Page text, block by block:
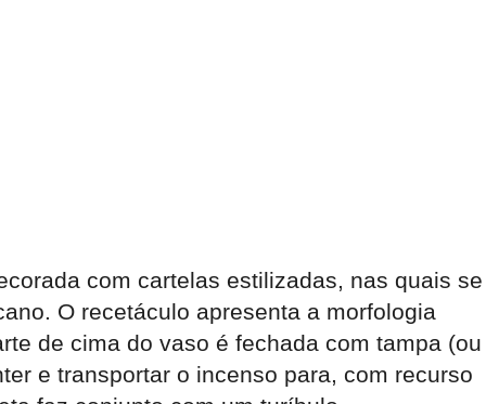
com cartelas estilizadas, nas quais se
O recetáculo apresenta a morfologia
de cima do vaso é fechada com tampa (ou
e transportar o incenso para, com recurso